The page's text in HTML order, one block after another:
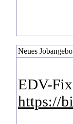
Neues
EDV-
https://